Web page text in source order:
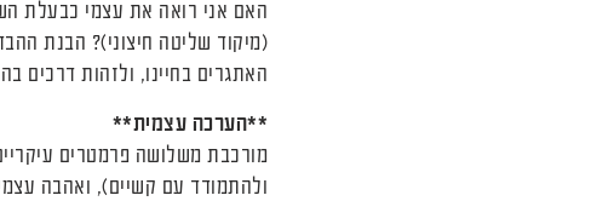
האם אני רואה את עצמי כבעלת
(מיקוד שליטה חיצוני)? הבנת
האתגרים בחיינו, ולזהות דרכים
**הערכה עצמית**
מורכבת משלושה פרמטרים
ולהתמודד עם קשיים), ואהבה